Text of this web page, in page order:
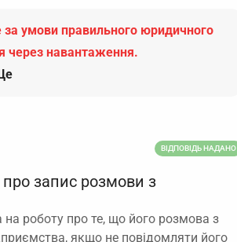
умови правильного юридичного
через навантаження.
ВІДПОВІДЬ НАДАНО
запис розмови з
роботу про те, що його розмова з
якщо не повідомляти його